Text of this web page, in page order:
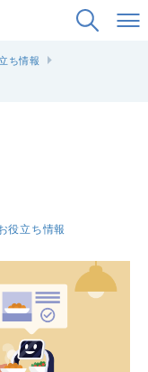
ち情報
役立ち情報